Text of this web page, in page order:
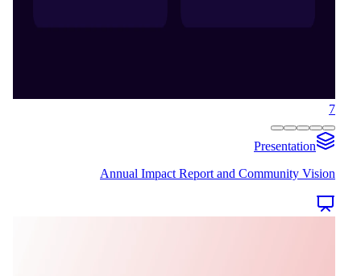
7
Presentation
Annual Impact Report and Community Vision